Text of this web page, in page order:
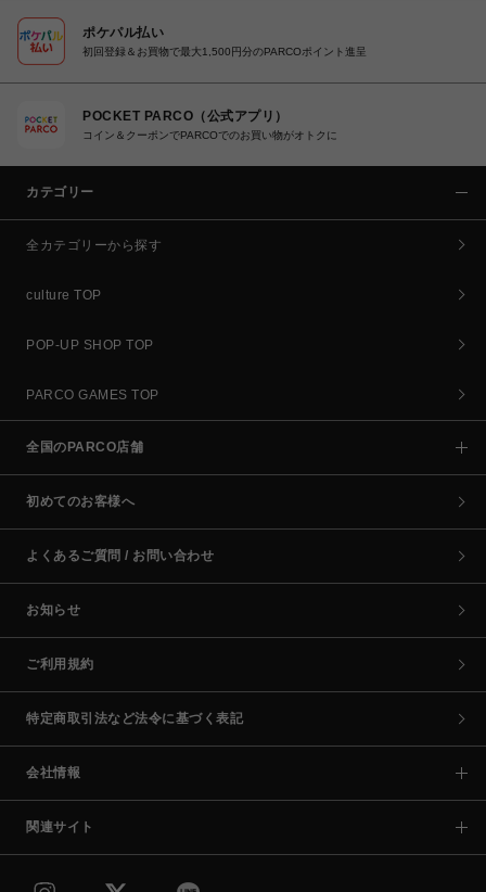
ポケパル払い
初回登録＆お買物で最大1,500円分のPARCOポイント進呈
POCKET PARCO（公式アプリ）
コイン＆クーポンでPARCOでのお買い物がオトクに
カテゴリー
全カテゴリーから探す
culture TOP
POP-UP SHOP TOP
PARCO GAMES TOP
全国のPARCO店舗
初めてのお客様へ
よくあるご質問 / お問い合わせ
お知らせ
ご利用規約
特定商取引法など法令に基づく表記
会社情報
関連サイト